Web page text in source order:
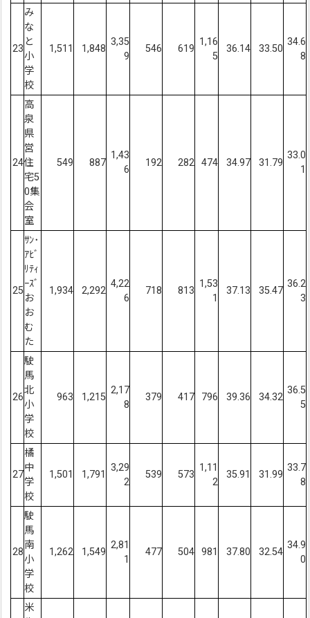
23
み
な
と
小
学
校
1,511 1,848
3,35
9
546 619
1,16
5
36.14 33.50
34.6
8
24
高
泉
県
営
住
宅5
0集
会
室
549 887
1,43
6
192 282 474 34.97 31.79
33.0
1
25
ｻﾝ･
ｱﾋﾞ
ﾘﾃｨ
ｰｽﾞ
お
お
む
た
1,934 2,292
4,22
6
718 813
1,53
1
37.13 35.47
36.2
3
26
駛
馬
北
小
学
校
963 1,215
2,17
8
379 417 796 39.36 34.32
36.5
5
27
橘
中
学
校
1,501 1,791
3,29
2
539 573
1,11
2
35.91 31.99
33.7
8
28
駛
馬
南
小
学
校
1,262 1,549
2,81
1
477 504 981 37.80 32.54
34.9
0
米